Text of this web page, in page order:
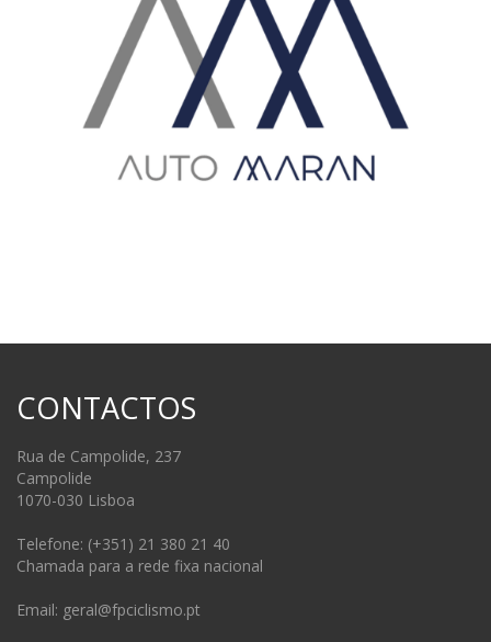
CONTACTOS
Rua de Campolide, 237
Campolide
1070-030 Lisboa
Telefone: (+351) 21 380 21 40
Chamada para a rede fixa nacional
Email: geral@fpciclismo.pt